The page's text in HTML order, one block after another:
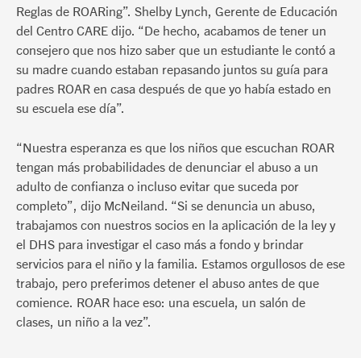
Reglas de ROARing”. Shelby Lynch, Gerente de Educación
del Centro CARE dijo. “De hecho, acabamos de tener un
consejero que nos hizo saber que un estudiante le contó a
su madre cuando estaban repasando juntos su guía para
padres ROAR en casa después de que yo había estado en
su escuela ese día”.
“Nuestra esperanza es que los niños que escuchan ROAR
tengan más probabilidades de denunciar el abuso a un
adulto de confianza o incluso evitar que suceda por
completo”, dijo McNeiland. “Si se denuncia un abuso,
trabajamos con nuestros socios en la aplicación de la ley y
el DHS para investigar el caso más a fondo y brindar
servicios para el niño y la familia. Estamos orgullosos de ese
trabajo, pero preferimos detener el abuso antes de que
comience. ROAR hace eso: una escuela, un salón de
clases, un niño a la vez”.